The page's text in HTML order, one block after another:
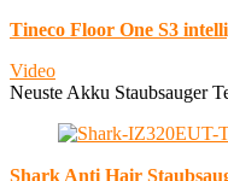
Tineco Floor One S3
Video
Neuste Akku Staubsauger
Shark Anti Hair